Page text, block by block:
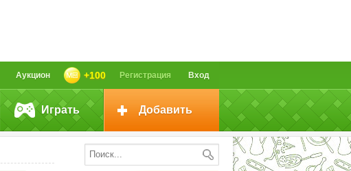
Вход
Регистрация
+100
Аукцион
Играть Добавить